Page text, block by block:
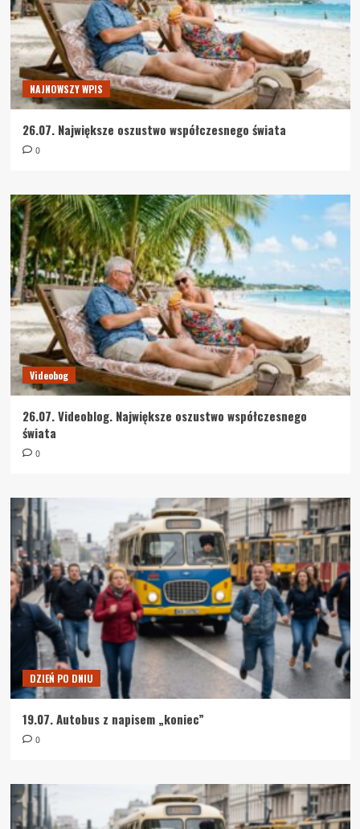
NAJNOWSZY WPIS
26.07. Największe oszustwo współczesnego świata
0
Videobog
26.07. Videoblog. Największe oszustwo współczesnego
świata
0
DZIEŃ PO DNIU
19.07. Autobus z napisem „koniec”
0